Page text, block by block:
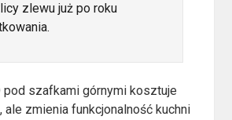
zlewu już po roku
pod szafkami górnymi kosztuje
ale zmienia funkcjonalność kuchni